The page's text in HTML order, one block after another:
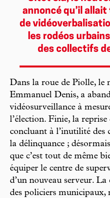
annoncé qu’il
de
les rodéos
des collectifs
Dans la roue de Piolle, le
Emmanuel Denis, a
vidéosurveillance à
l’élection. Finie, la reprise
concluant à l’inutilité des
la délinquance ;
que c’est tout de même
équiper le centre de
d’un nouveau serveur.
des policiers municipaux,